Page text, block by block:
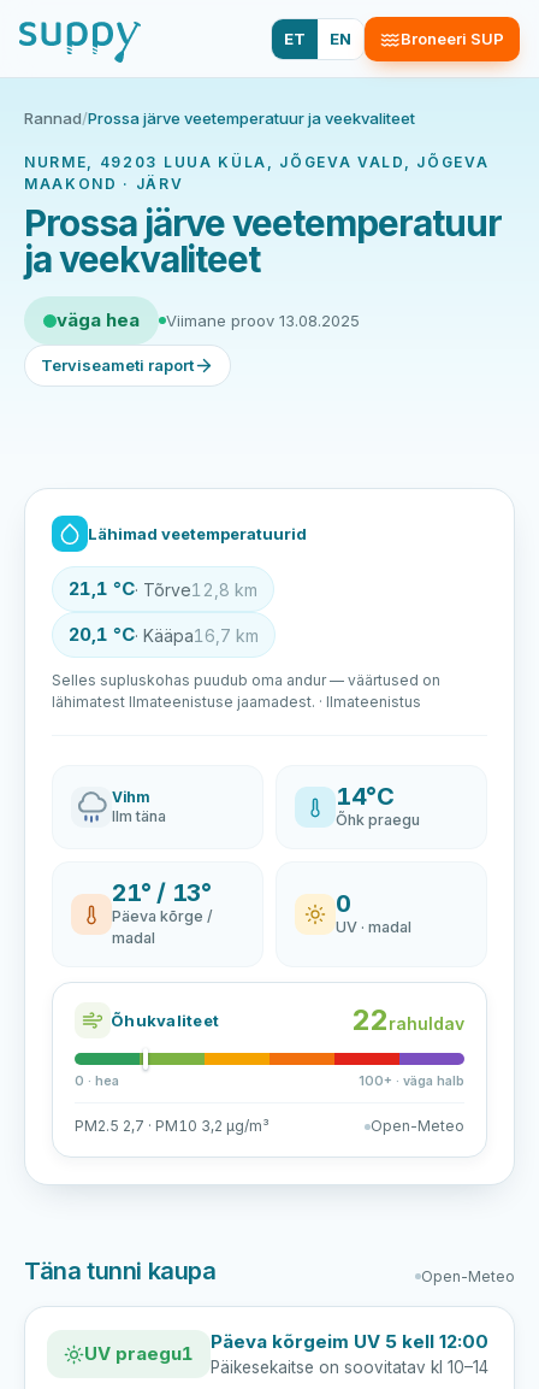
ET EN Broneeri SUP
Rannad/Prossa järve veetemperatuur ja veekvaliteet
NURME, 49203 LUUA KÜLA, JÕGEVA VALD, JÕGEVA
MAAKOND · JÄRV
Prossa järve veetemperatuur
ja veekvaliteet
väga hea Viimane proov 13.08.2025
Terviseameti raport
Lähimad veetemperatuurid
21,1 °C· Tõrve12,8 km
20,1 °C· Kääpa16,7 km
Selles supluskohas puudub oma andur — väärtused on
lähimatest Ilmateenistuse jaamadest. · Ilmateenistus
Vihm
Ilm täna
14°C
Õhk praegu
21° / 13°
Päeva kõrge /
madal
0
UV · madal
Õhukvaliteet 22rahuldav
0 · hea 100+ · väga halb
PM2.5 2,7 · PM10 3,2 µg/m³ Open-Meteo
Täna tunni kaupa Open-Meteo
UV praegu1
Päeva kõrgeim UV 5 kell 12:00
Päikesekaitse on soovitatav kl 10–14